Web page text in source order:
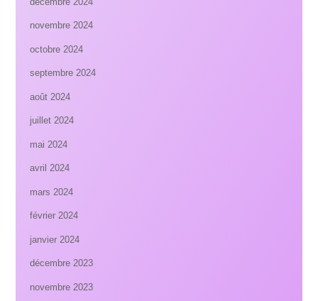
novembre 2024
octobre 2024
septembre 2024
août 2024
juillet 2024
mai 2024
avril 2024
mars 2024
février 2024
janvier 2024
décembre 2023
novembre 2023